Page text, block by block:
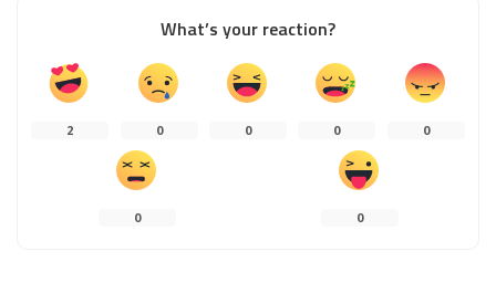
What’s your reaction?
2 0 0 0 0
0 0